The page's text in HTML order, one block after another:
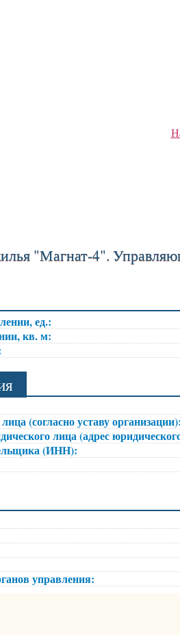
"Магнат-4".
ед.:
кв. м:
(согласно уставу организации):
лица (адрес
(ИНН):
управления: